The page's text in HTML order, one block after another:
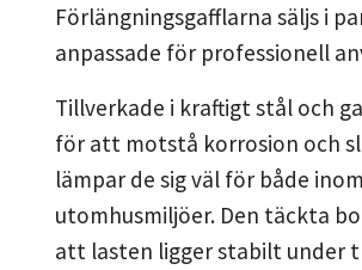
Förlängningsgafflarna säljs i
anpassade för professionell
Tillverkade i kraftigt stål och
för att motstå korrosion och
lämpar de sig väl för både
utomhusmiljöer. Den täckta
att lasten ligger stabilt under